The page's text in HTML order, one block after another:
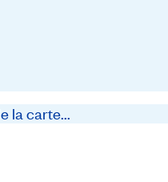
la carte...